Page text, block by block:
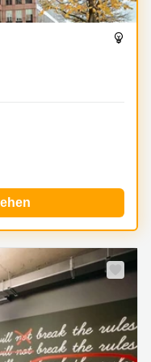
Neustadt